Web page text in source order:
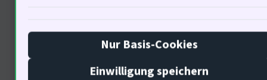
die Gesundheitsversorgung zu
verbessern. Welche Rolle spielen
Nur Basis-Cookies
Einwilligung speichern